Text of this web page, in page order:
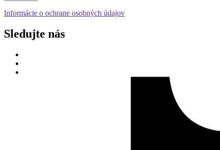
Informácie o ochrane osobných údajov
Sledujte nás